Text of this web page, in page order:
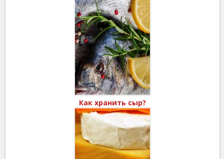
Как хранить сыр?